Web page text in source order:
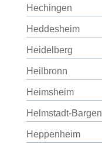
Hechingen
Heddesheim
Heidelberg
Heilbronn
Heimsheim
Helmstadt-Bargen
Heppenheim